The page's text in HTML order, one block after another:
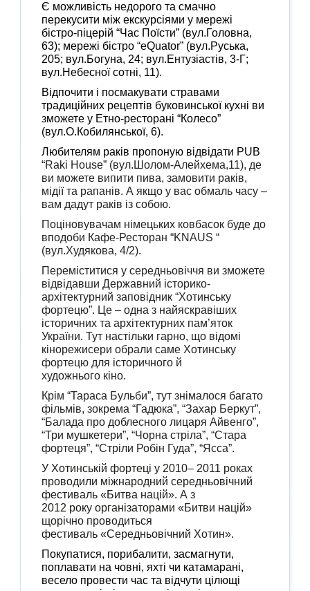
Є можливість недорого та смачно
перекусити між екскурсіями у мережі
бістро-піцерій “Час Поїсти” (вул.Головна,
63); мережі бістро “eQuator” (вул.Руська,
205; вул.Богуна, 24; вул.Ентузіастів, 3-Г;
вул.Небесної сотні, 11).
Відпочити і посмакувати стравами
традиційних рецептів буковинської кухні ви
зможете у Етно-ресторані “Колесо”
(вул.О.Кобилянської, 6).
Любителям раків пропоную відвідати PUB
“Raki House” (вул.Шолом-Алейхема,11), де
ви можете випити пива, замовити раків,
мідії та рапанів. А якщо у вас обмаль часу –
вам дадут раків із собою.
Поціновувачам німецьких ковбасок буде до
вподоби Кафе-Ресторан “KNAUS “
(вул.Худякова, 4/2).
Переміститися у середньовіччя ви зможете
відвідавши Державний історико-
архітектурний заповідник “Хотинську
фортецю”. Це – одна з найяскравіших
історичних та архітектурних пам’яток
України. Тут настільки гарно, що відомі
кінорежисери обрали саме Хотинську
фортецю для історичного й
художнього кіно.
Крім “Тараса Бульби”, тут знімалося багато
фільмів, зокрема “Гадюка”, “Захар Беркут”,
“Балада про доблесного лицаря Айвенго”,
“Три мушкетери”, “Чорна стріла”, “Стара
фортеця”, “Стріли Робін Гуда”, “Ясса”.
У Хотинській фортеці у 2010– 2011 роках
проводили міжнародний середньовічний
фестиваль «Битва націй». А з
2012 року організаторами «Битви націй»
щорічно проводиться
фестиваль «Середньовічний Хотин».
Покупатися, порибалити, засмагнути,
поплавати на човні, яхті чи катамарані,
весело провести час та відчути цілющі